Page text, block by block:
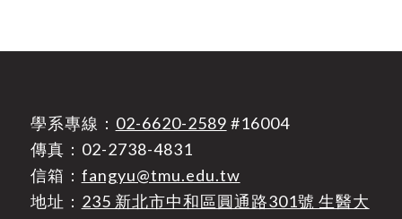
學系專線： 02-6620-2589 #16004
傳真：02-2738-4831
信箱： fangyu@tmu.edu.tw
地址： 235 新北市中和區圓通路301號 生醫大